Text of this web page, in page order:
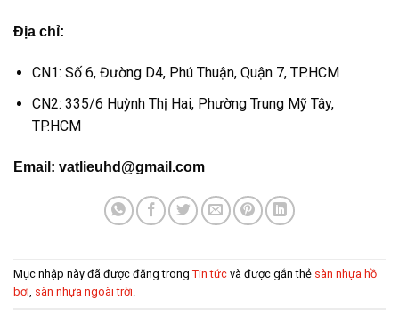
Địa chỉ:
CN1: Số 6, Đường D4, Phú Thuận, Quận 7, TP.HCM
CN2: 335/6 Huỳnh Thị Hai, Phường Trung Mỹ Tây,
TP.HCM
Email: vatlieuhd@gmail.com
Mục nhập này đã được đăng trong Tin tức và được gắn thẻ sàn nhựa hồ
bơi, sàn nhựa ngoài trời.